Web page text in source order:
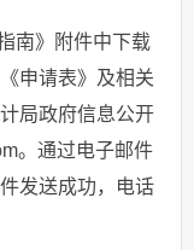
南》附件中下载
申请表》及相关
局政府信息公开
。通过电子邮件
发送成功，电话